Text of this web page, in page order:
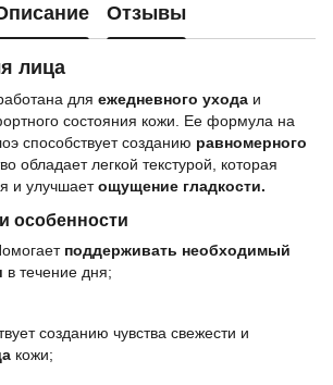
Отзывы
лица
для ежедневного ухода и
состояния кожи. Ее формула на
способствует созданию равномерного
обладает легкой текстурой, которая
и улучшаетощущение гладкости.
особенности
поддерживать необходимый
в течение дня;
созданию чувства свежести и
кожи;